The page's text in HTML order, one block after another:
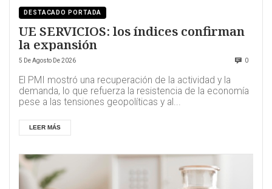
DESTACADO PORTADA
UE SERVICIOS: los índices confirman
la expansión
5 De Agosto De 2026 0
El PMI mostró una recuperación de la actividad y la
demanda, lo que refuerza la resistencia de la economía
pese a las tensiones geopolíticas y al...
LEER MÁS